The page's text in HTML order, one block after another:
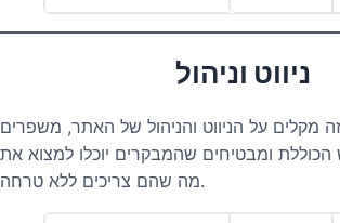
ניווט וניהול
מקלים על הניווט והניהול של האתר, משפרים
ומבטיחים שהמבקרים יוכלו למצוא את
מה שהם צריכים ללא טרחה.